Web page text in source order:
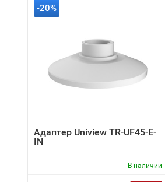
-20%
Адаптер Uniview TR-UF45-E-
IN
В наличии